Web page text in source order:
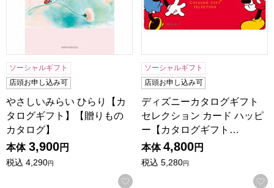
ソーシャルギフト
店頭お申し込み可
やさしいみらい ひらり【カ
タログギフト】【贈りもの
カタログ】
本体 3,900円
税込 4,290円
お気に入りに登録する
ソーシャルギフト
店頭お申し込み可
ディズニーカタログギフト
セレクション カード ハッピ
ー【カタログギフト…
本体 4,800円
税込 5,280円